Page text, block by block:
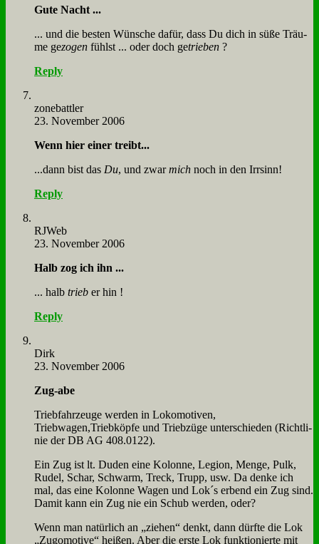
Gu­te Nacht ...
... und die be­sten Wün­sche da­für, dass Du dich in sü­ße Träu­
me gezo­gen fühlst ... oder doch getrie­ben ?
Reply
zone­batt­ler
23. November 2006
Wenn hier ei­ner treibt...
...dann bist das Du, und zwarmich noch in den Irr­sinn!
Reply
RJ­Web
23. November 2006
Halb zog ich ihn ...
... halb trieb er hin !
Reply
Dirk
23. November 2006
Zug-abe
Trieb­fahr­zeu­ge wer­den in Lo­ko­mo­ti­ven,
Triebwagen,Triebköpfe und Trieb­zü­ge un­ter­schie­den (Richt­li­
nie der DB AG 408.0122).
Ein Zug ist lt. Du­den ei­ne Ko­lon­ne, Le­gi­on, Men­ge, Pulk,
Ru­del, Schar, Schwarm, Treck, Trupp, usw. Da den­ke ich
mal, das ei­ne Ko­lon­ne Wa­gen und Lok´s er­bend ein Zug sind.
Da­mit kann ein Zug nie ein Schub wer­den, oder?
Wenn man na­tür­lich an „zie­hen“ denkt, dann dürf­te die Lok
„Zugo­mo­ti­ve“ hei­ßen. Aber die er­ste Lok funk­tio­nier­te mit